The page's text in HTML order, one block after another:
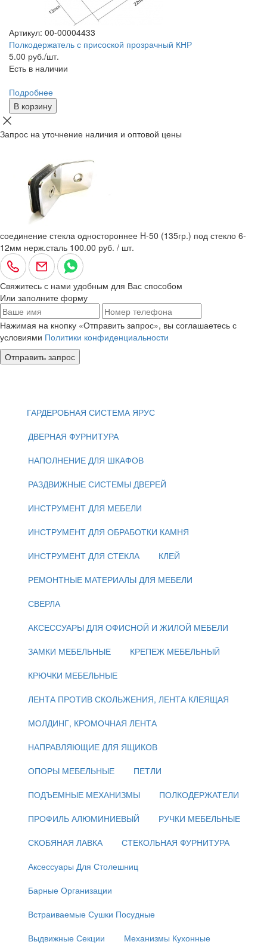
Артикул: 00-00004433
Полкодержатель с присоской прозрачный КНР
5.00 руб./шт.
Есть в наличии
Подробнее
В корзину
Запрос на уточнение наличия и оптовой цены
соединение стекла одностороннее H-50 (135гр.) под стекло 6-
12мм нерж.сталь 100.00 руб. / шт.
Свяжитесь с нами удобным для Вас способом
Или заполните форму
Нажимая на кнопку «Отправить запрос», вы соглашаетесь с
условиями Политики конфиденциальности
Отправить запрос
ГАРДЕРОБНАЯ СИСТЕМА ЯРУС
ДВЕРНАЯ ФУРНИТУРА
НАПОЛНЕНИЕ ДЛЯ ШКАФОВ
РАЗДВИЖНЫЕ СИСТЕМЫ ДВЕРЕЙ
ИНСТРУМЕНТ ДЛЯ МЕБЕЛИ
ИНСТРУМЕНТ ДЛЯ ОБРАБОТКИ КАМНЯ
ИНСТРУМЕНТ ДЛЯ СТЕКЛА
КЛЕЙ
РЕМОНТНЫЕ МАТЕРИАЛЫ ДЛЯ МЕБЕЛИ
СВЕРЛА
АКСЕССУАРЫ ДЛЯ ОФИСНОЙ И ЖИЛОЙ МЕБЕЛИ
ЗАМКИ МЕБЕЛЬНЫЕ
КРЕПЕЖ МЕБЕЛЬНЫЙ
КРЮЧКИ МЕБЕЛЬНЫЕ
ЛЕНТА ПРОТИВ СКОЛЬЖЕНИЯ, ЛЕНТА КЛЕЯЩАЯ
МОЛДИНГ, КРОМОЧНАЯ ЛЕНТА
НАПРАВЛЯЮЩИЕ ДЛЯ ЯЩИКОВ
ОПОРЫ МЕБЕЛЬНЫЕ
ПЕТЛИ
ПОДЪЕМНЫЕ МЕХАНИЗМЫ
ПОЛКОДЕРЖАТЕЛИ
ПРОФИЛЬ АЛЮМИНИЕВЫЙ
РУЧКИ МЕБЕЛЬНЫЕ
СКОБЯНАЯ ЛАВКА
СТЕКОЛЬНАЯ ФУРНИТУРА
Аксессуары Для Столешниц
Барные Организации
Встраиваемые Сушки Посудные
Выдвижные Секции
Механизмы Кухонные